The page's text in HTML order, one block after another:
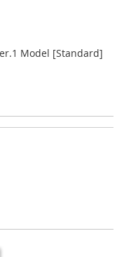
Model [Standard]